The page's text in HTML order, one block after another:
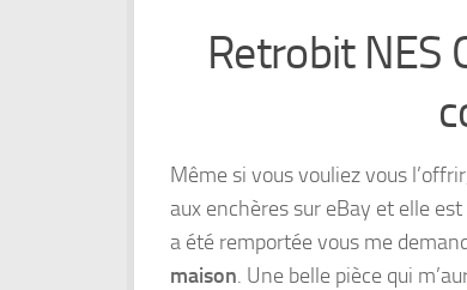
Retrobit NES
Même si vous vouliez vous
aux enchères sur eBay et elle
a été remportée vous me
maison. Une belle pièce qui